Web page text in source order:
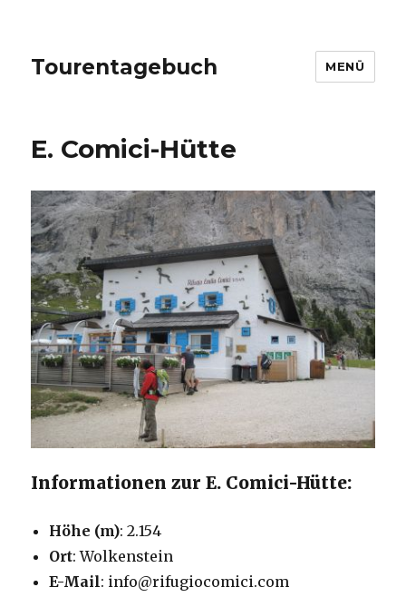
Tourentagebuch MENÜ
E. Comici-Hütte
Informationen zur E. Comici-Hütte:
Höhe (m): 2.154
Ort: Wolkenstein
E-Mail: info@rifugiocomici.com